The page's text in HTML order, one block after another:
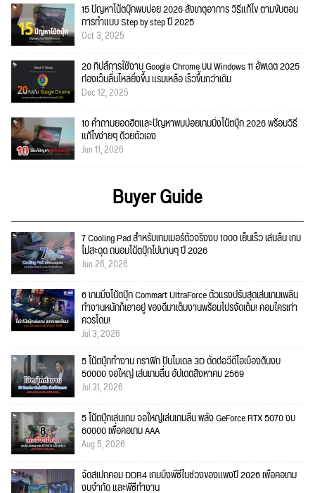
15 ปัญหาโน้ตบุ๊กพบบ่อย 2026 สังเกตุอาการ วิธีแก้ไข ตามขั้นตอน
การทำแบบ Step by step ปี 2025
Oct 3, 2025
20 ทิปส์การใช้งาน Google Chrome บน Windows 11 อัพเดต 2025
ท่องเว็บลื่นไหลยิ่งขึ้น แรมเหลือ เร็วขึ้นกว่าเดิม
Dec 12, 2025
10 คำถามยอดฮิตและปัญหาพบบ่อยเกมมิ่งโน้ตบุ๊ก 2026 พร้อมวิธี
แก้ไขง่ายๆ ด้วยตัวเอง
Jun 11, 2026
Buyer Guide
7 Cooling Pad สำหรับเกมเมอร์ตัวจริงงบ 1000 เย็นเร็ว เล่นลื่น เกม
ไม่สะดุด ถนอมโน้ตบุ๊กไปนานๆ ปี 2026
Jun 26, 2026
6 เกมมิ่งโน้ตบุ๊ก Commart UltraForce ตัวแรงปรับสุดเล่นเกมเพลิน
ทำงานหนักก็เอาอยู่ ของดีมาเต็มงานพร้อมโปรจัดเต็ม! คอมใครเก่า
ควรโดน!
Jul 3, 2026
5 โน้ตบุ๊กทำงาน กราฟิก ปั้นโมเดล 3D ตัดต่อวีดีโอเบื้องต้นงบ
50000 จอใหญ่ เล่นเกมลื่น อัปเดตสิงหาคม 2569
Jul 31, 2026
5 โน้ตบุ๊กเล่นเกม จอใหญ่เล่นเกมลื่น พลัง GeForce RTX 5070 งบ
60000 เพื่อคอเกม AAA
Aug 5, 2026
จัดสเปกคอม DDR4 เกมมิ่งพีซีในช่วงของแพงปี 2026 เพื่อคอเกม
งบจำกัด และพีซีทำงาน